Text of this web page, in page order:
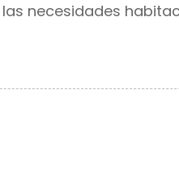
necesidades